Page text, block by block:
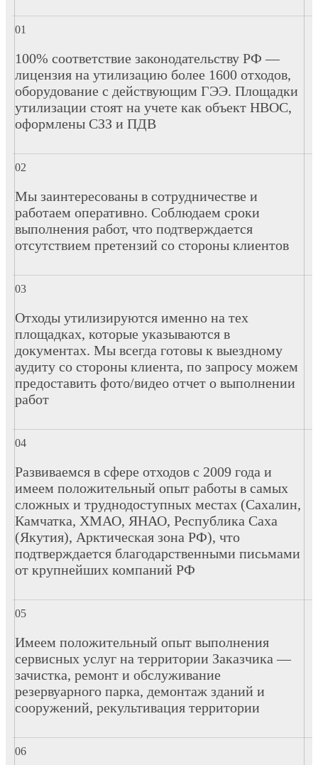
100% соответствие законодательству РФ —
лицензия на утилизацию более 1600 отходов,
оборудование с действующим ГЭЭ. Площадки
утилизации стоят на учете как объект НВОС,
оформлены СЗЗ и ПДВ
Мы заинтересованы в сотрудничестве и
работаем оперативно. Соблюдаем сроки
выполнения работ, что подтверждается
отсутствием претензий со стороны клиентов
Отходы утилизируются именно на тех
площадках, которые указываются в
документах. Мы всегда готовы к выездному
аудиту со стороны клиента, по запросу можем
предоставить фото/видео отчет о выполнении
работ
Развиваемся в сфере отходов с 2009 года и
имеем положительный опыт работы в самых
сложных и труднодоступных местах (Сахалин,
Камчатка, ХМАО, ЯНАО, Республика Саха
(Якутия), Арктическая зона РФ), что
подтверждается благодарственными письмами
от крупнейших компаний РФ
Имеем положительный опыт выполнения
сервисных услуг на территории Заказчика —
зачистка, ремонт и обслуживание
резервуарного парка, демонтаж зданий и
сооружений, рекультивация территории